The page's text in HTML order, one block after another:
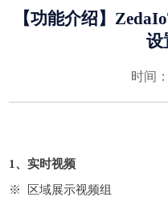
【功能介绍】
设
时间
1、实时视频
※ 区域展示视频组